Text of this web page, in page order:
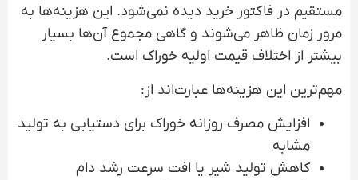
مستقیم در فاکتور خرید دیده نمی‌شود. این هزینه‌ها به
مرور زمان ظاهر می‌شوند و گاهی مجموع آن‌ها بسیار
بیشتر از اختلاف قیمت اولیه خوراک است.
مهم‌ترین این هزینه‌ها عبارت‌اند از:
افزایش مصرف روزانه خوراک برای دستیابی به تولید
مشابه
کاهش تولید شیر یا افت سرعت رشد دام